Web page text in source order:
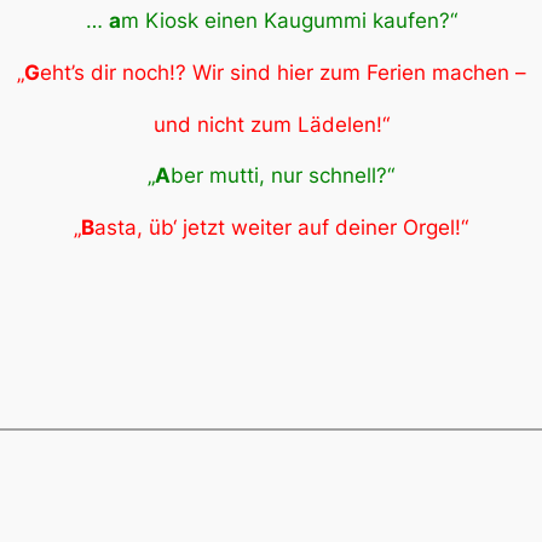
… am Kiosk einen Kaugummi kaufen?“
„Geht’s dir noch!? Wir sind hier zum Ferien machen –
und nicht zum Lädelen!“
„Aber mutti, nur schnell?“
„Basta, üb‘ jetzt weiter auf deiner Orgel!“